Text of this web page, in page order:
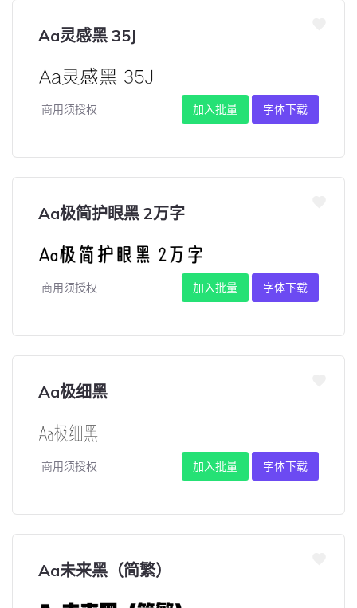
Aa灵感黑 35J
商用须授权 加入批量 字体下载
Aa极简护眼黑 2万字
商用须授权 加入批量 字体下载
Aa极细黑
商用须授权 加入批量 字体下载
Aa未来黑（简繁）